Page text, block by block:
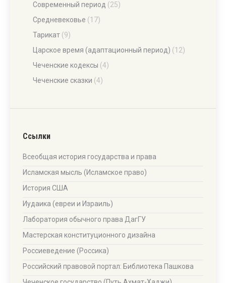
Современный период (25)
Средневековье (17)
Тарикат (9)
Царское время (адаптационный период) (12)
Чеченские кодексы (4)
Чеченские сказки (4)
Ссылки
Всеобщая история государства и права
Исламская мысль (Исламское право)
История США
Иудаика (евреи и Израиль)
Лаборатория обычного права ДагГУ
Мастерская конституционного дизайна
Россиеведение (Россика)
Российский правовой портал: Библиотека Пашкова